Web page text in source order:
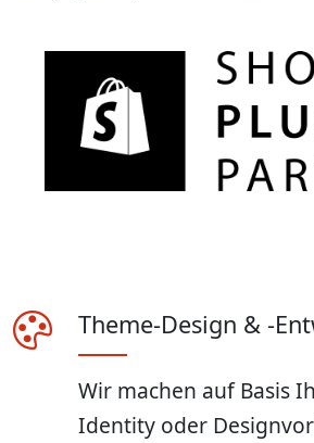
Theme-Design & -
Wir machen auf Basis
Identity oder